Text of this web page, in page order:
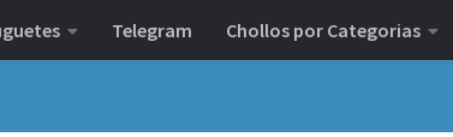
Telegram Chollos por Categorias